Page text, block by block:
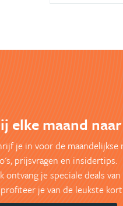
elke maand
je in voor de
prijsvragen en insidertips.
ontvang je speciale deals
je van de leukste